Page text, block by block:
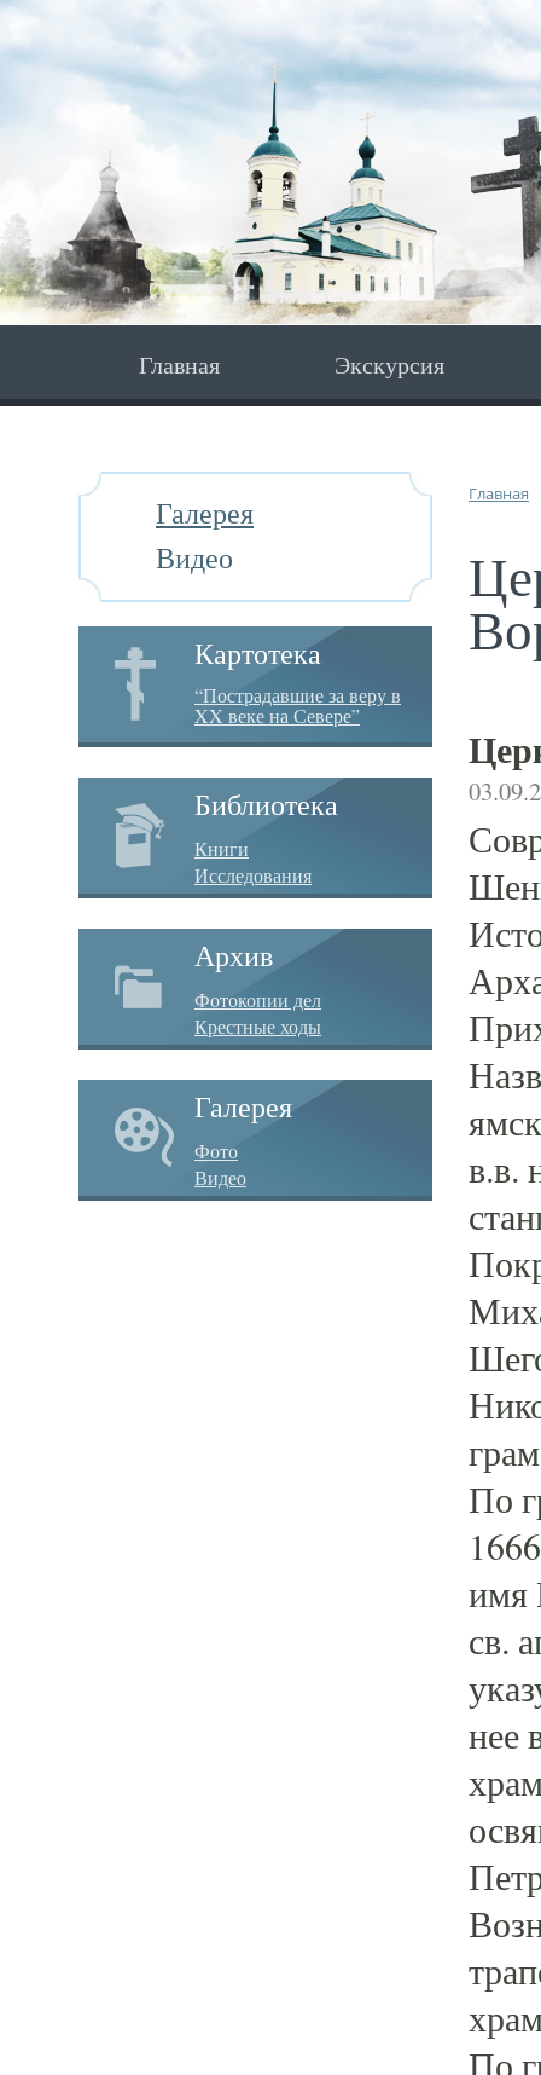
Главная Экскурсия
Галерея
Видео
Картотека
“Пострадавшие за веру в
XX веке на Севере”
Библиотека
Книги
Исследования
Архив
Фотокопии дел
Крестные ходы
Галерея
Фото
Видео
Главная
в.в.
По
имя
св.
нее
По